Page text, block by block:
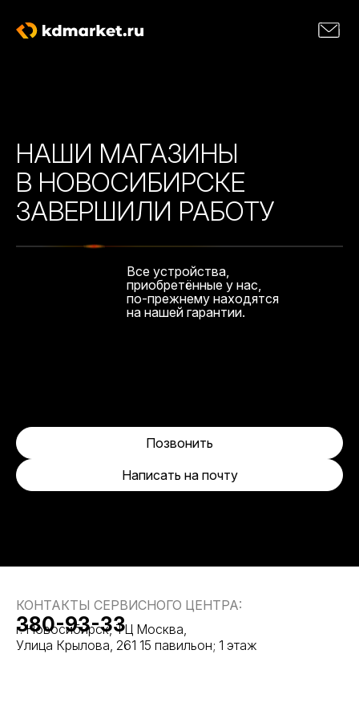
НАШИ МАГАЗИНЫ
В НОВОСИБИРСКЕ
ЗАВЕРШИЛИ РАБОТУ
Все устройства,
приобретённые у нас,
по-прежнему находятся
на нашей гарантии.
Написать на почту
Позвонить
КОНТАКТЫ СЕРВИСНОГО ЦЕНТРА:
г. Новосибирск, ТЦ Москва,
Улица Крылова, 261 15 павильон; 1 этаж
380-93-33